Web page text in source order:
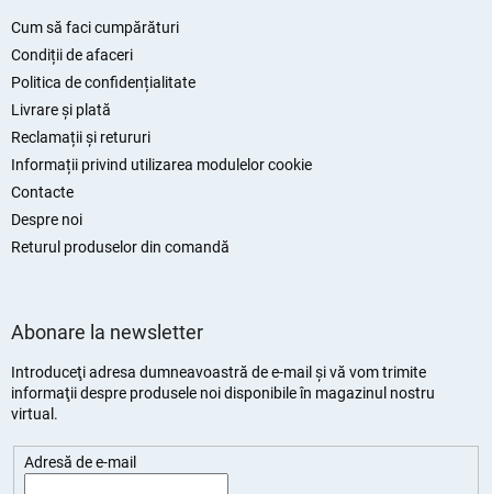
Cum să faci cumpărături
Condiții de afaceri
Politica de confidențialitate
Livrare și plată
Reclamații și retururi
Informații privind utilizarea modulelor cookie
Contacte
Despre noi
Returul produselor din comandă
Abonare la newsletter
Introduceţi adresa dumneavoastră de e-mail şi vă vom trimite
informaţii despre produsele noi disponibile în magazinul nostru
virtual.
Adresă de e-mail